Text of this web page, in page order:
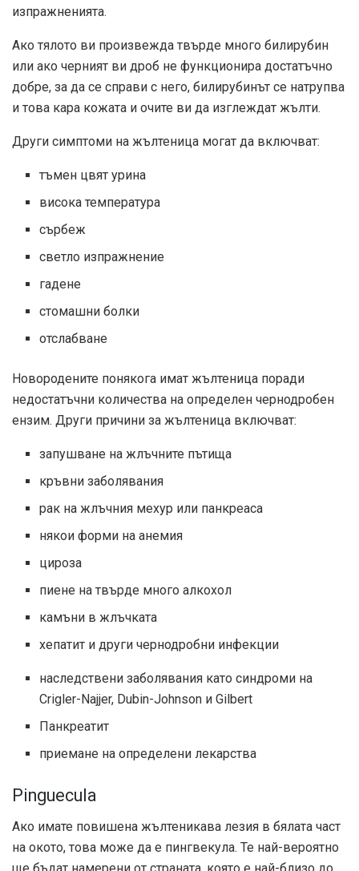
изпражненията.
Ако тялото ви произвежда твърде много билирубин
или ако черният ви дроб не функционира достатъчно
добре, за да се справи с него, билирубинът се натрупва
и това кара кожата и очите ви да изглеждат жълти.
Други симптоми на жълтеница могат да включват:
тъмен цвят урина
висока температура
сърбеж
светло изпражнение
гадене
стомашни болки
отслабване
Новородените понякога имат жълтеница поради
недостатъчни количества на определен чернодробен
ензим. Други причини за жълтеница включват:
запушване на жлъчните пътища
кръвни заболявания
рак на жлъчния мехур или панкреаса
някои форми на анемия
цироза
пиене на твърде много алкохол
камъни в жлъчката
хепатит и други чернодробни инфекции
наследствени заболявания като синдроми на
Crigler-Najjer, Dubin-Johnson и Gilbert
Панкреатит
приемане на определени лекарства
Pinguecula
Ако имате повишена жълтеникава лезия в бялата част
на окото, това може да е пингвекула. Те най-вероятно